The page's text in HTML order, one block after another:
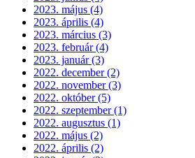
2023. május (4)
2023. április (4)
2023. március (3)
2023. február (4)
2023. január (3)
2022. december (2)
2022. november (3)
2022. október (5)
2022. szeptember (1)
2022. augusztus (1)
2022. május (2)
2022. április (2)